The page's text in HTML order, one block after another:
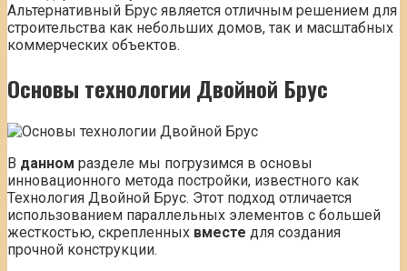
Альтернативный Брус является отличным решением для
строительства как небольших домов, так и масштабных
коммерческих объектов.
Основы технологии Двойной Брус
В данном разделе мы погрузимся в основы
инновационного метода постройки, известного как
Технология Двойной Брус. Этот подход отличается
использованием параллельных элементов с большей
жесткостью, скрепленных вместе для создания
прочной конструкции.